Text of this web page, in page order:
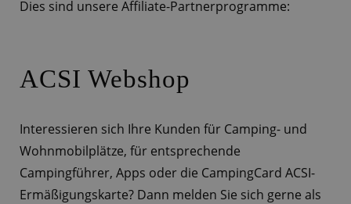
Dies sind unsere Affiliate-Partnerprogramme:
ACSI Webshop
Interessieren sich Ihre Kunden für Camping- und
Wohnmobilplätze, für entsprechende
Campingführer, Apps oder die CampingCard ACSI-
Ermäßigungskarte? Dann melden Sie sich gerne als